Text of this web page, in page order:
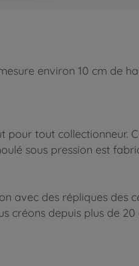
environ 10 cm de
pour tout collectionneur.
sous pression est
avec des répliques des
créons depuis plus de